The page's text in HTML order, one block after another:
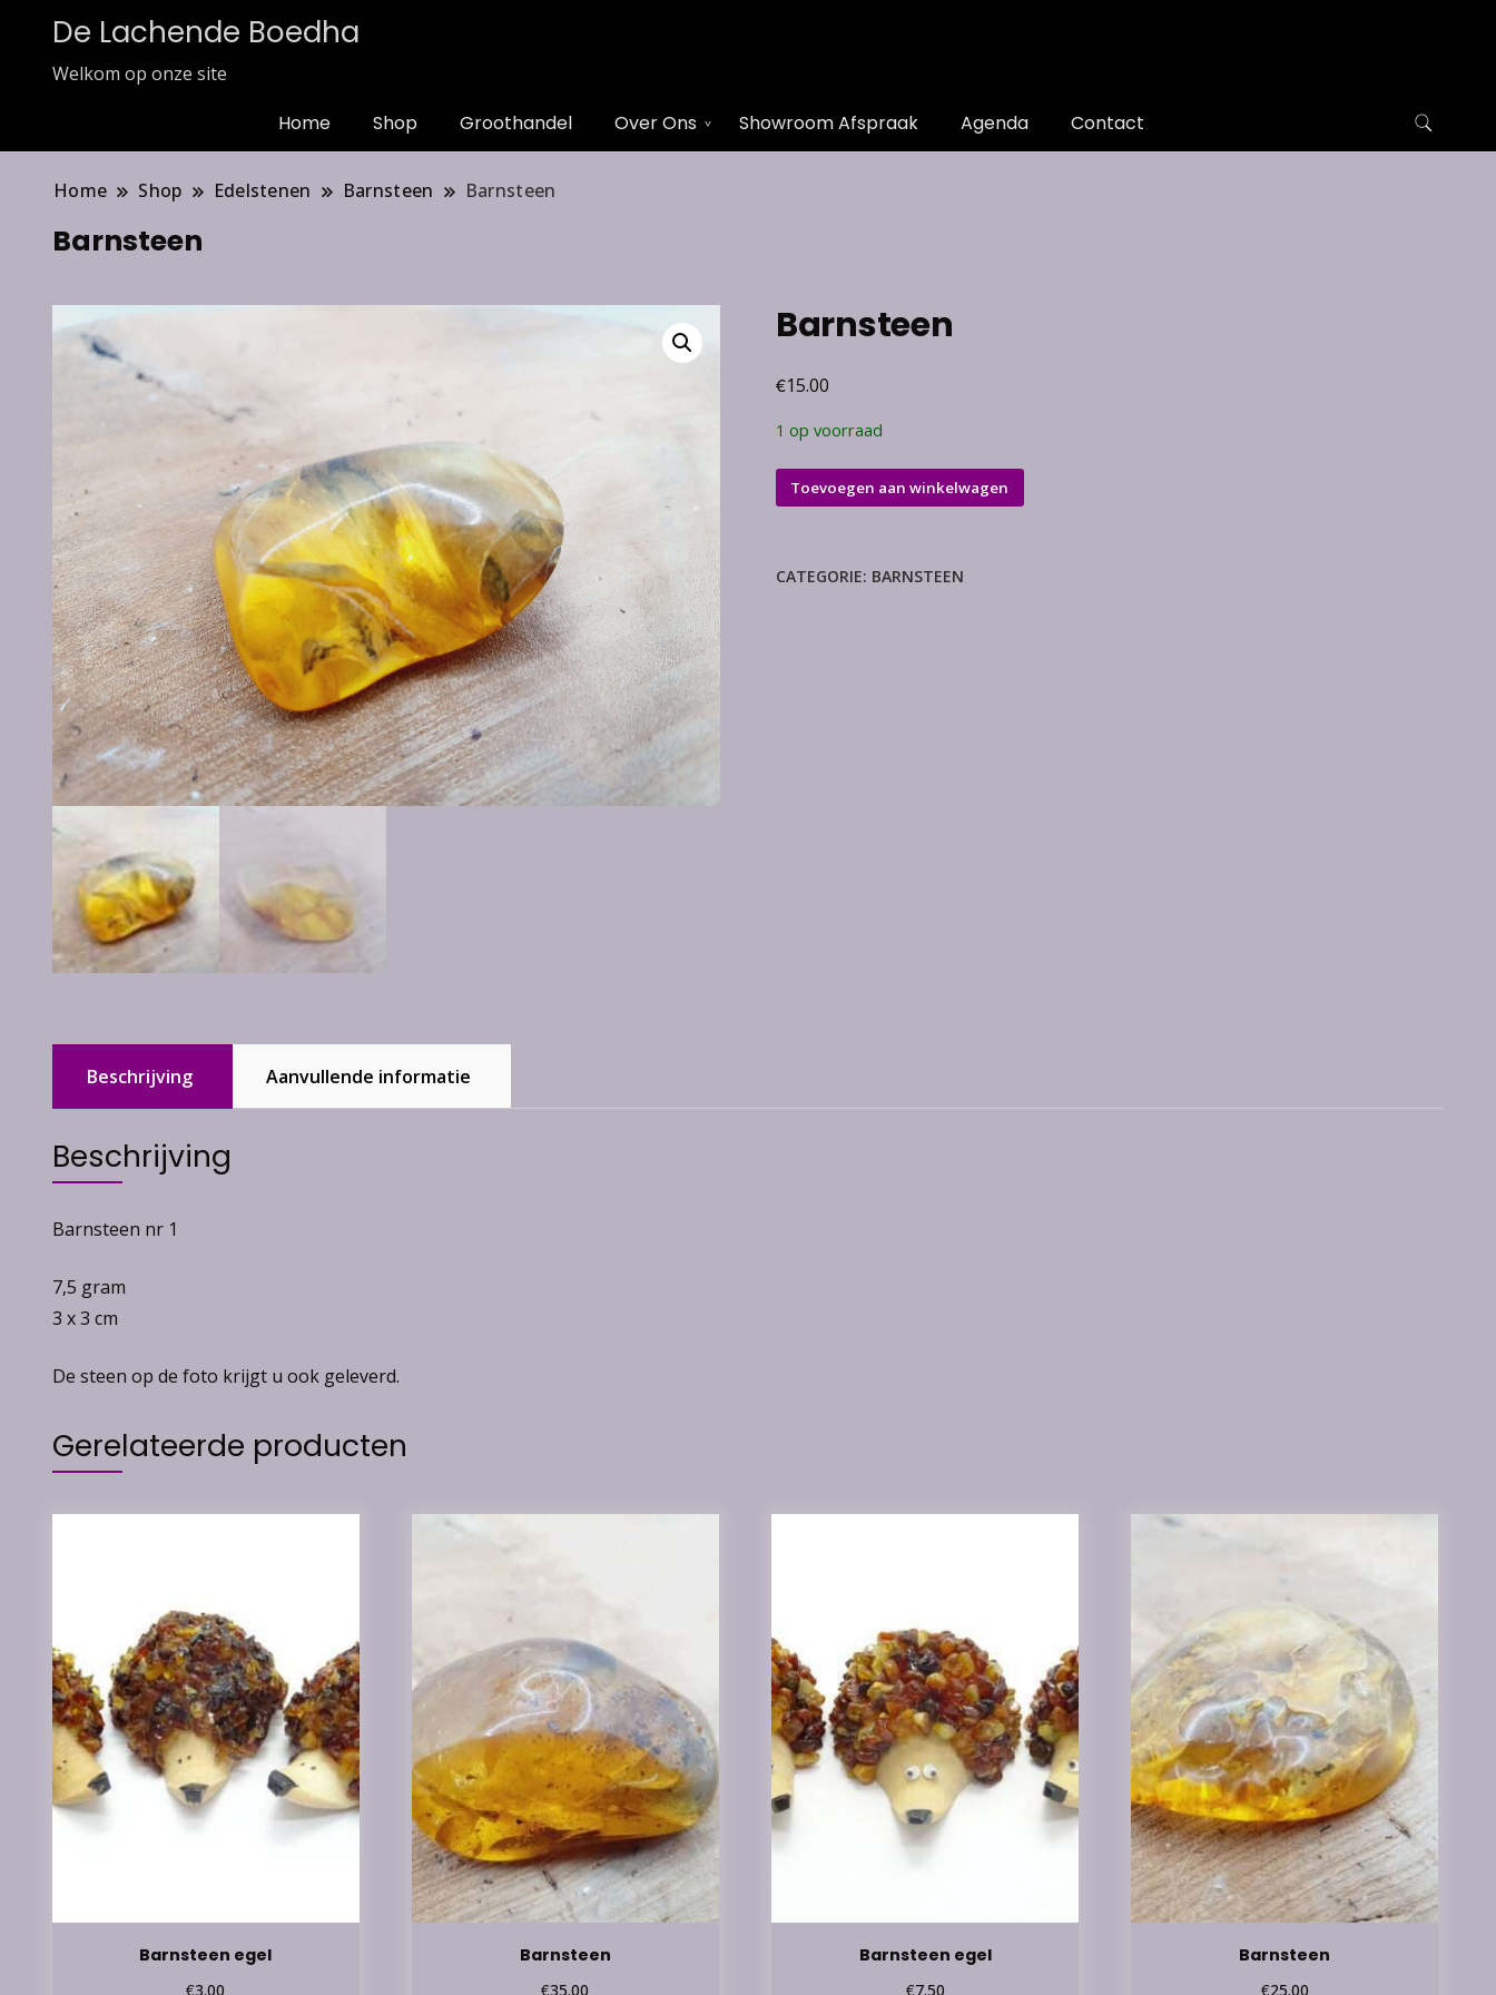
De Lachende Boedha
Welkom op onze site
Home Shop Groothandel Over Ons Showroom Afspraak Agenda Contact
Home Shop Edelstenen Barnsteen Barnsteen
Barnsteen
Barnsteen
€15.00
1 op voorraad
Barnsteen
aantal
Toevoegen aan winkelwagen
CATEGORIE: BARNSTEEN
Beschrijving Aanvullende informatie
Beschrijving
Barnsteen nr 1
7,5 gram
3 x 3 cm
De steen op de foto krijgt u ook geleverd.
Gerelateerde producten
Barnsteen egel
€3.00
Barnsteen
€35.00
Barnsteen egel
€7.50
Barnsteen
€25.00